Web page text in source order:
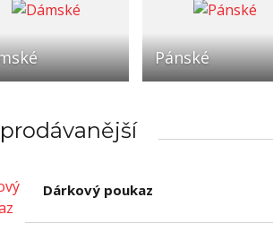
Pánské
Dárkový poukaz